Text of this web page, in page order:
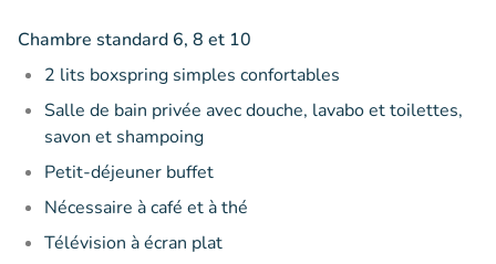
Chambre standard 6, 8 et 10
2 lits boxspring simples confortables
Salle de bain privée avec douche, lavabo et toilettes,
savon et shampoing
Petit-déjeuner buffet
Nécessaire à café et à thé
Télévision à écran plat